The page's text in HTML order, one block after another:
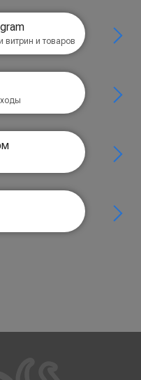
витрин и товаров